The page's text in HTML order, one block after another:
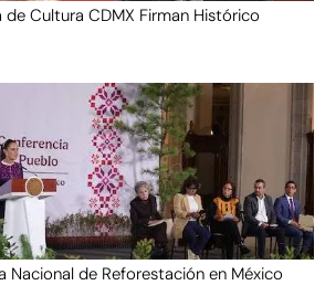
de Cultura CDMX Firman Histórico
Nacional de Reforestación en México